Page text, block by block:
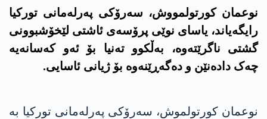
نوعمان کورتولمووش، سەرۆکی پەرلەمانی تورکیا
رایگەیاند، یاسای نوێی پرۆسەی ئاشتی لێخۆشبوونی
گشتی ناگرێتەوە، بەڵکوو تەنیا بۆ ئەو کەسانەیە
چەک دادەنێن و دەگەڕێنەوە بۆ ژیانی ئاسایی.
نوعمان کورتولموش، سەرۆکی پەرلەمانی تورکیا بە